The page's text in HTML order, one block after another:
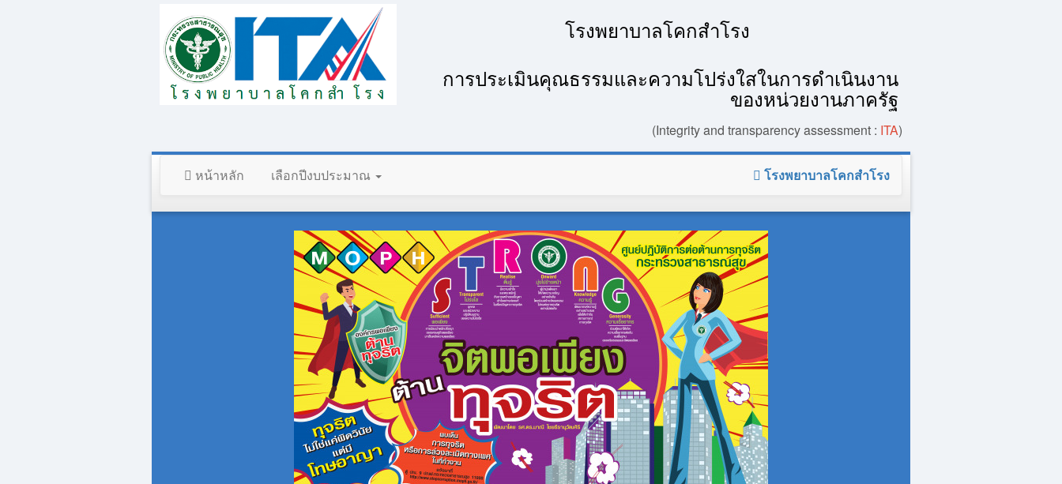
โรงพยาบาลโคกสำโรง
การประเมินคุณธรรมและความโปร่งใสในการดำเนินงาน
ของหน่วยงานภาครัฐ
(Integrity and transparency assessment : ITA)
หน้าหลัก เลือกปีงบประมาณ โรงพยาบาลโคกสำโรง